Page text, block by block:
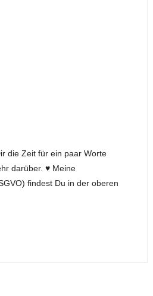
die Zeit für ein paar Worte
darüber. ♥ Meine
findest Du in der oberen